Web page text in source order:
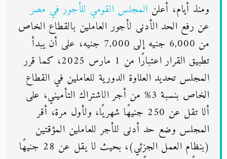
ومنذ أيام، أعلن المجلس القومي للأجور في مصر
عن رفع الحد الأدنى لأجور العاملين بالقطاع الخاص
من 6,000 جنيه إلى 7,000 جنيه، على أن يبدأ
تطبيق القرار اعتبارًا من 1 مارس 2025، كما قرر
المجلس تحديد العلاوة الدورية للعاملين في القطاع
الخاص بنسبة 3% من أجر الاشتراك التأميني، على
ألا تقل عن 250 جنيهًا شهريًا، ولأول مرة، أقر
المجلس وضع حد أدنى للأجر للعاملين المؤقتين
(بنظام العمل الجزئي)، بحيث لا يقل عن 28 جنيهًا